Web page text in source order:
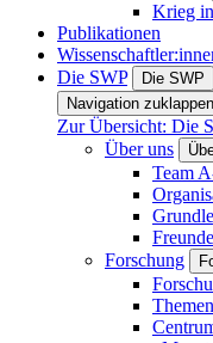
Krieg
Publikationen
Die SWP
Die SWP
Navigation zuklappen
Zur Übersicht: Die
Über uns
Team
Forschung